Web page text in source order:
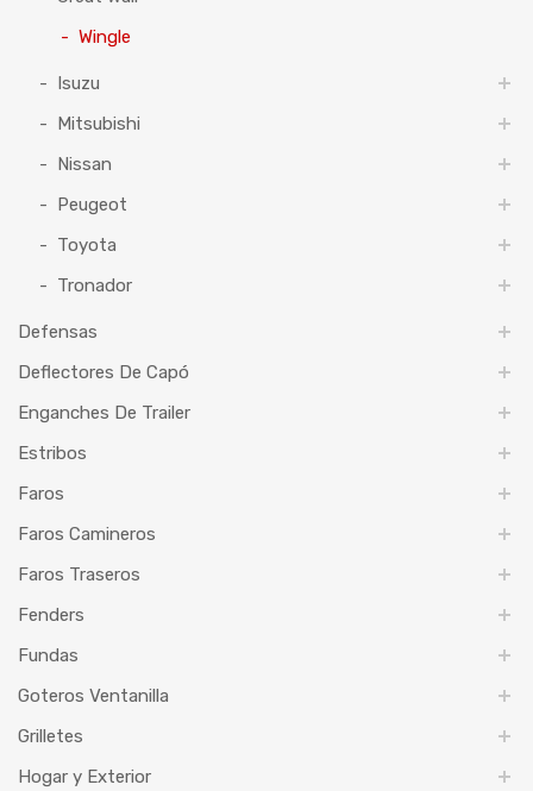
Wingle
Isuzu
Mitsubishi
Nissan
Peugeot
Toyota
Tronador
Defensas
Deflectores De Capó
Enganches De Trailer
Estribos
Faros
Faros Camineros
Faros Traseros
Fenders
Fundas
Goteros Ventanilla
Grilletes
Hogar y Exterior